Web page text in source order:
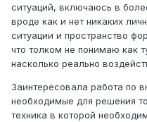
ситуаций, включаюсь в
вроде как и нет никаких
ситуации и пространство
что толком не понимаю как
насколько реально
Заинтересовала работа по
необходимые для решения
техника в которой